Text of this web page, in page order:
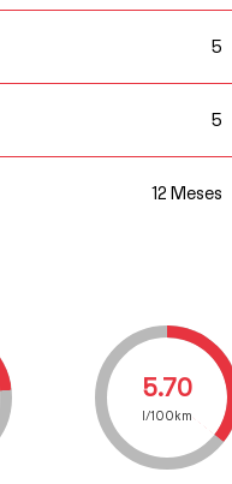
5
5
12 Meses
5.70
l/100km